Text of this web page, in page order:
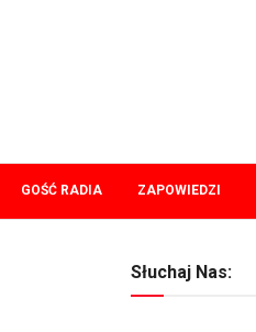
GOŚĆ RADIA ZAPOWIEDZI
Słuchaj Nas: